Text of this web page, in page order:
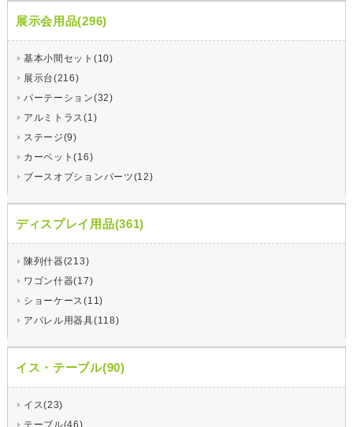
展示会用品(296)
基本小間セット(10)
展示台(216)
パーテーション(32)
アルミトラス(1)
ステージ(9)
カーペット(16)
ブースオプションパーツ(12)
ディスプレイ用品(361)
陳列什器(213)
ワゴン什器(17)
ショーケース(11)
アパレル用器具(118)
イス・テーブル(90)
イス(23)
テーブル(46)